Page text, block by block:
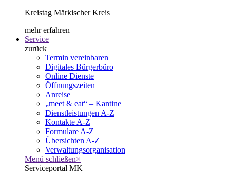
Kreistag Märkischer Kreis
mehr erfahren
Service
zurück
Termin vereinbaren
Digitales Bürgerbüro
Online Dienste
Öffnungszeiten
Anreise
„meet & eat“ – Kantine
Dienstleistungen A-Z
Kontakte A-Z
Formulare A-Z
Übersichten A-Z
Verwaltungsorganisation
Menü schließen×
Serviceportal MK